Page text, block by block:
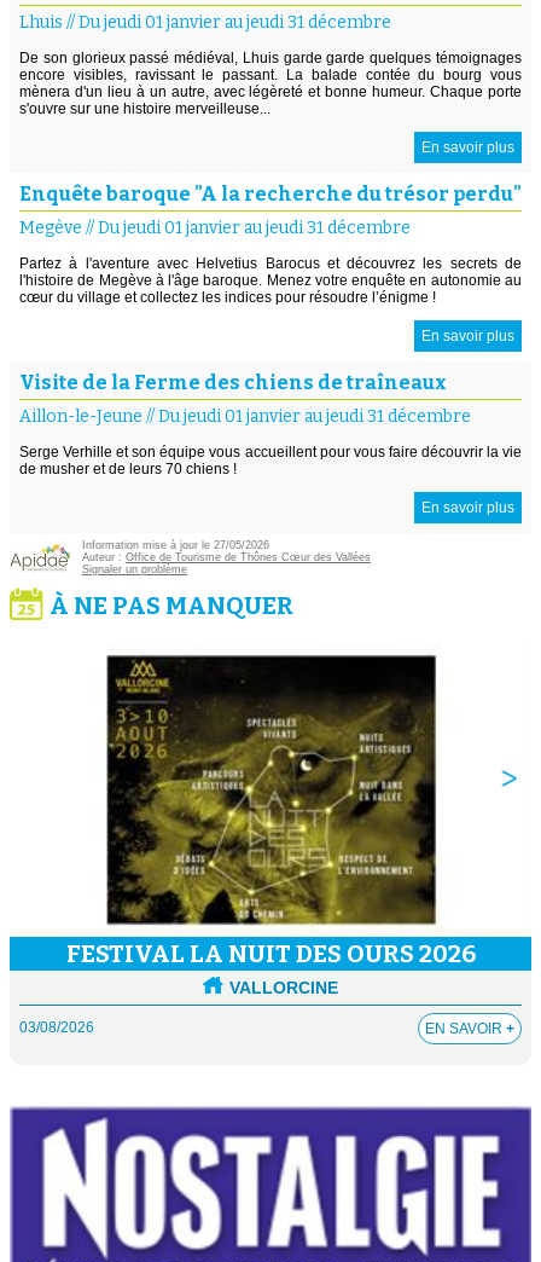
Lhuis //Du jeudi 01 janvier au jeudi 31 décembre
De son glorieux passé médiéval, Lhuis garde garde quelques témoignages
encore visibles, ravissant le passant. La balade contée du bourg vous
mènera d'un lieu à un autre, avec légèreté et bonne humeur. Chaque porte
s'ouvre sur une histoire merveilleuse...
En savoir plus
Enquête baroque "A la recherche du trésor perdu"
Megève //Du jeudi 01 janvier au jeudi 31 décembre
Partez à l'aventure avec Helvetius Barocus et découvrez les secrets de
l'histoire de Megève à l'âge baroque. Menez votre enquête en autonomie au
cœur du village et collectez les indices pour résoudre l’énigme !
En savoir plus
Visite de la Ferme des chiens de traîneaux
Aillon-le-Jeune //Du jeudi 01 janvier au jeudi 31 décembre
Serge Verhille et son équipe vous accueillent pour vous faire découvrir la vie
de musher et de leurs 70 chiens !
En savoir plus
Information mise à jour le 27/05/2026
Auteur : Office de Tourisme de Thônes Cœur des Vallées
Signaler un problème
À NE PAS MANQUER
FESTIVAL LA NUIT DES OURS 2026
VALLORCINE
03/08/2026 EN SAVOIR +